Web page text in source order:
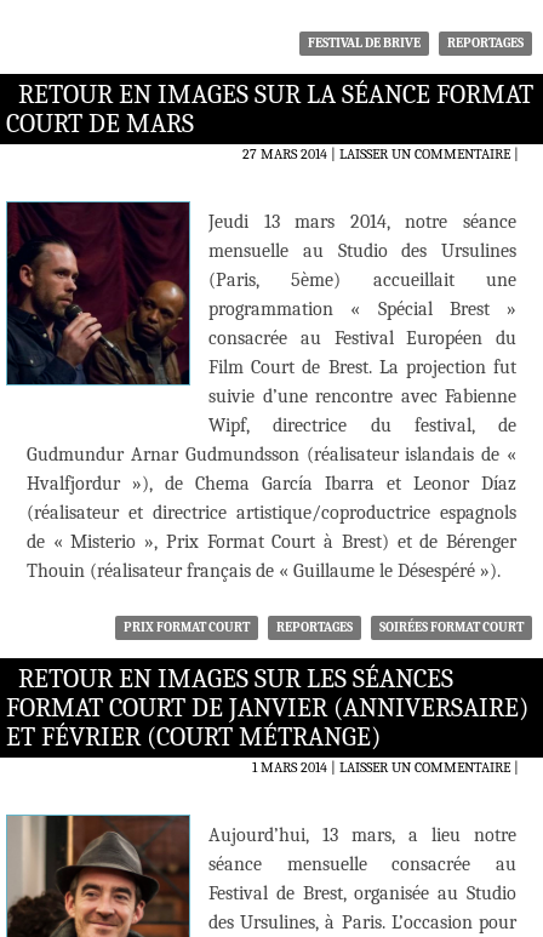
FESTIVAL DE BRIVE REPORTAGES
RETOUR EN IMAGES SUR LA SÉANCE FORMAT
COURT DE MARS
27 MARS 2014 LAISSER UN COMMENTAIRE|
Jeudi 13 mars 2014, notre séance
mensuelle au Studio des Ursulines
(Paris, 5ème) accueillait une
programmation « Spécial Brest »
consacrée au Festival Européen du
Film Court de Brest. La projection fut
suivie d’une rencontre avec Fabienne
Wipf, directrice du festival, de
Gudmundur Arnar Gudmundsson (réalisateur islandais de «
Hvalfjordur »), de Chema García Ibarra et Leonor Díaz
(réalisateur et directrice artistique/coproductrice espagnols
de « Misterio », Prix Format Court à Brest) et de Bérenger
Thouin (réalisateur français de « Guillaume le Désespéré »).
PRIX FORMAT COURT REPORTAGES SOIRÉES FORMAT COURT
RETOUR EN IMAGES SUR LES SÉANCES
FORMAT COURT DE JANVIER (ANNIVERSAIRE)
ET FÉVRIER (COURT MÉTRANGE)
1 MARS 2014 LAISSER UN COMMENTAIRE|
Aujourd’hui, 13 mars, a lieu notre
séance mensuelle consacrée au
Festival de Brest, organisée au Studio
des Ursulines, à Paris. L’occasion pour